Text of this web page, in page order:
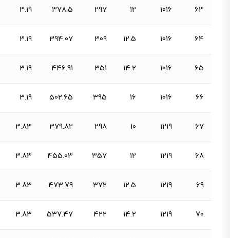
63
1016
12
297
378.5
3.19
64
1016
12.5
309
394.07
3.19
65
1016
14.2
351
446.91
3.19
66
1016
16
395
502.65
3.19
67
1219
10
298
379.82
3.83
68
1219
12
357
455.03
3.83
69
1219
12.5
372
473.79
3.83
70
1219
14.2
422
537.47
3.83